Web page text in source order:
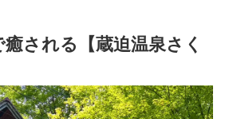
される【蔵迫温泉さく